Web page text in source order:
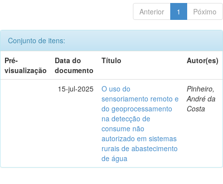
Anterior 1 Póximo
Conjunto de itens:
Pré-
visualização
Data do
documento
Título Autor(es)
15-jul-2025
O uso do
sensoriamento remoto e
do geoprocessamento
na detecção de
consume não
autorizado em sistemas
rurais de abastecimento
de água
Pinheiro,
André da
Costa